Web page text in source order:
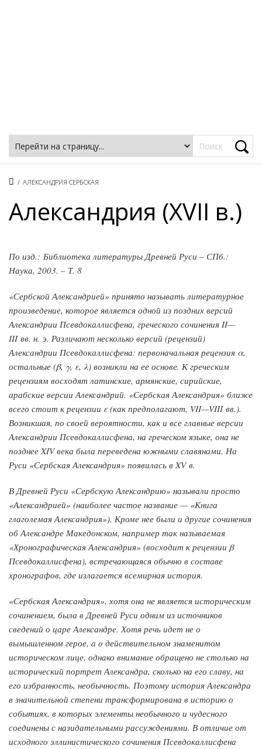
/ АЛЕКСАНДРИЯ СЕРБСКАЯ
Александрия (XVII в.)
По изд.: Библиотека литературы Древней Руси – СПб.:
Наука, 2003. – Т. 8
«Сербской Александрией» принято называть литературное
произведение, которое является одной из поздних версий
Александрии Псевдокаллисфена, греческого сочинения II—
III вв. н. э. Различают несколько версий (рецензий)
Александрии Псевдокаллисфена: первоначальная рецензия α,
остальные (β, γ, ε, λ) возникли на ее основе. К греческим
рецензиям восходят латинские, армянские, сирийские,
арабские версии Александрий. «Сербская Александрия» ближе
всего стоит к рецензии ε (как предполагают, VII—VIII вв.).
Возникшая, по своей вероятности, как и все главные версии
Александрии Псевдокаллисфена, на греческом языке, она не
позднее XIV века была переведена южными славянами. На
Руси «Сербская Александрия» появилась в XV в.
В Древней Руси «Сербскую Александрию» называли просто
«Александрией» (наиболее частое название — «Книга
глаголемая Александрия»). Кроме нее были и другие сочинения
об Александре Македонском, например так называемая
«Хронографическая Александрия» (восходит к рецензии β
Псевдокаллисфена), встречающаяся обычно в составе
хронографов, где излагается всемирная история.
«Сербская Александрия», хотя она не является историческим
сочинением, была в Древней Руси одним из источников
сведений о царе Александре. Хотя речь идет не о
вымышленном герое, a o действительном знаменитом
историческом лице, однако внимание обращено не столько на
исторический портрет Александра, сколько на его славу, на
его избранность, необычность. Поэтому история Александра
в значительной степени трансформирована в историю о
событиях, в которых элементы необычного и чудесного
соединены с назидательными рассуждениями. В отличие от
исходного эллинистического сочинения Псевдокаллисфена